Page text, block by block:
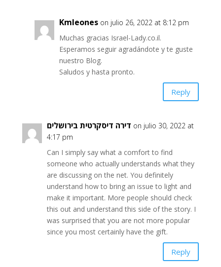
Kmleones on julio 26, 2022 at 8:12 pm
Muchas gracias Israel-Lady.co.il.
Esperamos seguir agradándote y te guste
nuestro Blog.
Saludos y hasta pronto.
Reply
דירה דיסקרטית בירושלים on julio 30, 2022 at
4:17 pm
Can I simply say what a comfort to find
someone who actually understands what they
are discussing on the net. You definitely
understand how to bring an issue to light and
make it important. More people should check
this out and understand this side of the story. I
was surprised that you are not more popular
since you most certainly have the gift.
Reply